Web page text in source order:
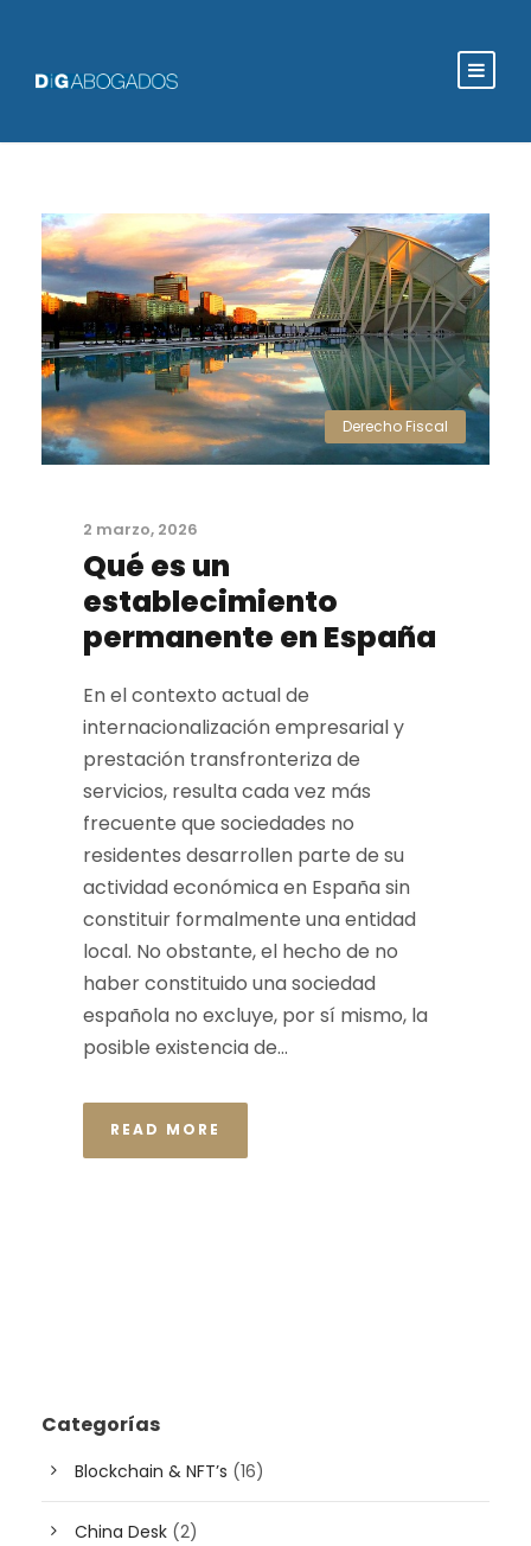
Derecho Fiscal
2 marzo, 2026
Qué es un
establecimiento
permanente en España
En el contexto actual de
internacionalización empresarial y
prestación transfronteriza de
servicios, resulta cada vez más
frecuente que sociedades no
residentes desarrollen parte de su
actividad económica en España sin
constituir formalmente una entidad
local. No obstante, el hecho de no
haber constituido una sociedad
española no excluye, por sí mismo, la
posible existencia de...
READ MORE
Categorías
Blockchain & NFT’s (16)
China Desk (2)